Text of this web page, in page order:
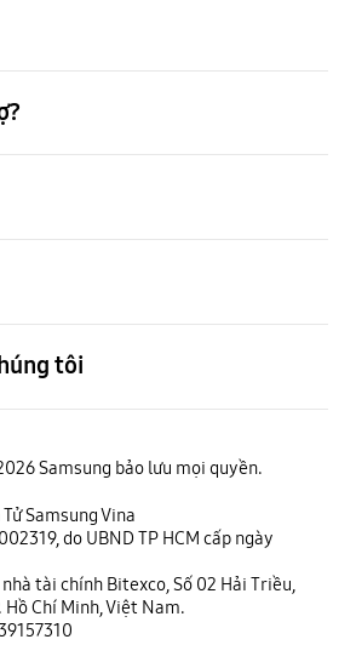
tôi
Samsung bảo lưu mọi quyền.
Samsung Vina
do UBND TP HCM cấp ngày
tài chính Bitexco, Số 02 Hải Triều,
Hồ Chí Minh, Việt Nam.